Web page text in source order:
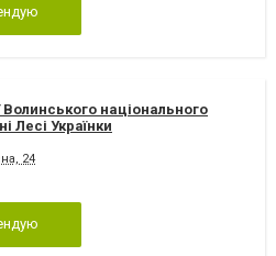
Волинського національного
Лесі Українки
24